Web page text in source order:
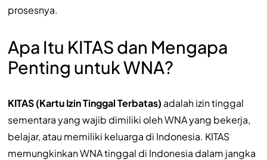
prosesnya.
Apa Itu KITAS dan Mengapa
Penting untuk WNA?
KITAS (Kartu Izin Tinggal Terbatas) adalah izin tinggal
sementara yang wajib dimiliki oleh WNA yang bekerja,
belajar, atau memiliki keluarga di Indonesia. KITAS
memungkinkan WNA tinggal di Indonesia dalam jangka